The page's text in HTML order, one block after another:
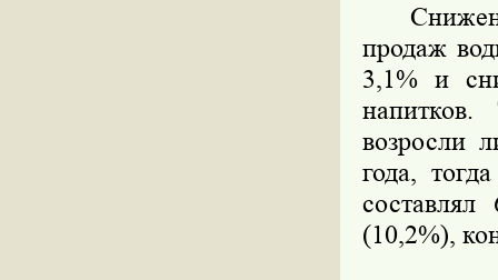
продаж
3,1% и
возросли
года,
(10,2%),